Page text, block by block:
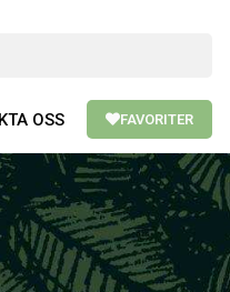
OSS FAVORITER